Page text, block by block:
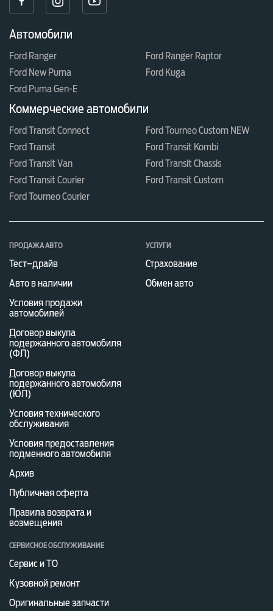
Автомобили
Ford Ranger
Ford Ranger Raptor
Ford New Puma
Ford Kuga
Ford Puma Gen-E
Коммерческие автомобили
Ford Transit Connect
Ford Tourneo Custom NEW
Ford Transit
Ford Transit Kombi
Ford Transit Van
Ford Transit Chassis
Ford Transit Courier
Ford Transit Custom
Ford Tourneo Courier
ПРОДАЖА АВТО
Тест–драйв
Авто в наличии
Условия продажи
автомобилей
Договор выкупа
подержанного автомобиля
(ФЛ)
Договор выкупа
подержанного автомобиля
(ЮЛ)
Условия технического
обслуживания
Условия предоставления
подменного автомобиля
Архив
Публичная оферта
Правила возврата и
возмещения
УСЛУГИ
Страхование
Обмен авто
СЕРВИСНОЕ ОБСЛУЖИВАНИЕ
Сервис и ТО
Кузовной ремонт
Оригинальные запчасти